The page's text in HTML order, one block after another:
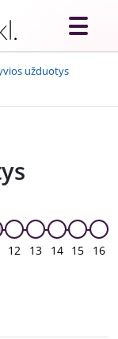
užduotys
12 13 14 15 16